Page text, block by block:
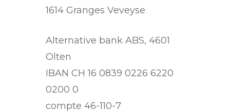
1614 Granges Veveyse
Alternative bank ABS, 4601
Olten
IBAN CH 16 0839 0226 6220
0200 0
compte 46-110-7